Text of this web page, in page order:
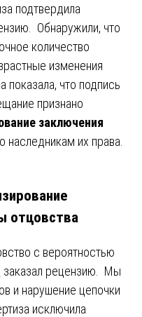
подтвердила
Обнаружили, что
количество
изменения
показала, что подпись
признано
заключения
наследникам их права.
отцовства
с вероятностью
заказал рецензию. Мы
и нарушение цепочки
исключила